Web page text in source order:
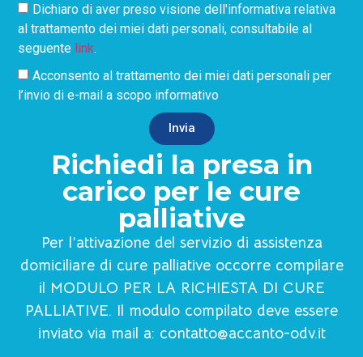
Dichiaro di aver preso visione dell'informativa relativa
al trattamento dei miei dati personali, consultabile al
seguente link.
Acconsento al trattamento dei miei dati personali per
l’invio di e-mail a scopo informativo
Invia
Richiedi la presa in
carico per le cure
palliative
Per l’attivazione del servizio di assistenza
domiciliare di cure palliative occorre compilare
il MODULO PER LA RICHIESTA DI CURE
PALLIATIVE. Il modulo compilato deve essere
inviato via mail a: contatto@accanto-odv.it